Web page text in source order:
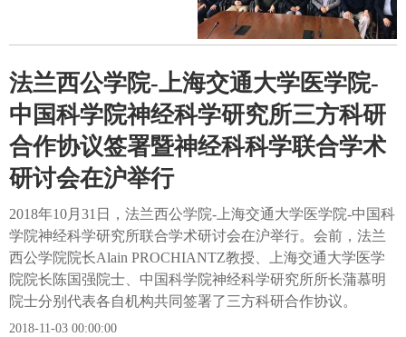
法兰西公学院-上海交通大学医学院-
中国科学院神经科学研究所三方科研
合作协议签署暨神经科科学联合学术
研讨会在沪举行
2018年10月31日，法兰西公学院-上海交通大学医学院-中国科
学院神经科学研究所联合学术研讨会在沪举行。会前，法兰
西公学院院长Alain PROCHIANTZ教授、上海交通大学医学
院院长陈国强院士、中国科学院神经科学研究所所长蒲慕明
院士分别代表各自机构共同签署了三方科研合作协议。
2018-11-03 00:00:00